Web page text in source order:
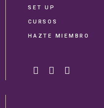
SET UP
CURSOS
HAZTE MIEMBRO